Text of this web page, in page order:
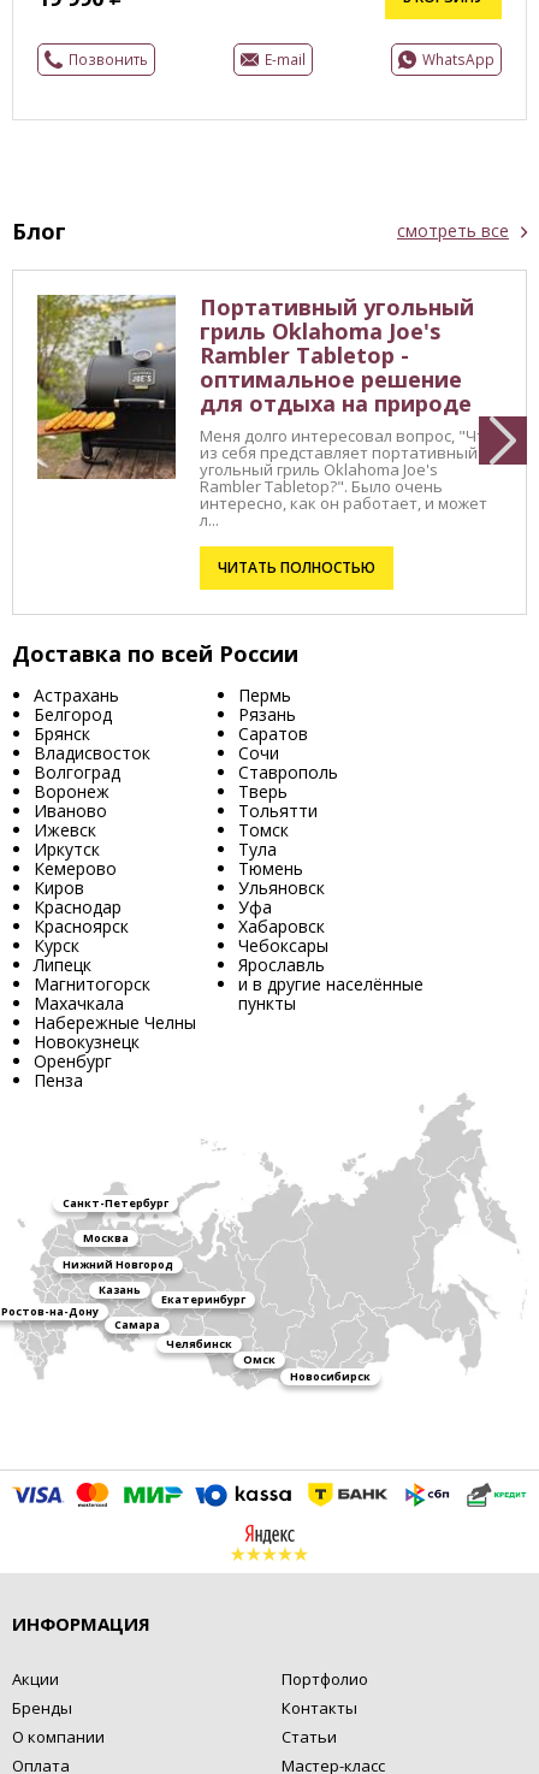
Позвонить E-mail WhatsApp
Блог смотреть все
Портативный угольный
гриль Oklahoma Joe's
Rambler Tabletop -
оптимальное решение
для отдыха на природе
Меня долго интересовал вопрос, "Что
из себя представляет портативный
угольный гриль Oklahoma Joe's
Rambler Tabletop?". Было очень
интересно, как он работает, и может
л...
ЧИТАТЬ ПОЛНОСТЬЮ
Доставка по всей России
Астрахань
Белгород
Брянск
Владисвосток
Волгоград
Воронеж
Иваново
Ижевск
Иркутск
Кемерово
Киров
Краснодар
Красноярск
Курск
Липецк
Магнитогорск
Махачкала
Набережные Челны
Новокузнецк
Оренбург
Пенза
Пермь
Рязань
Саратов
Сочи
Ставрополь
Тверь
Тольятти
Томск
Тула
Тюмень
Ульяновск
Уфа
Хабаровск
Чебоксары
Ярославль
и в другие населённые
пункты
Санкт-Петербург
Москва
Нижний Новгород
Казань
Екатеринбург
Ростов-на-Дону
Самара
Челябинск
Омск
Новосибирск
ИНФОРМАЦИЯ
Акции
Бренды
О компании
Оплата
Портфолио
Контакты
Статьи
Мастер-класс